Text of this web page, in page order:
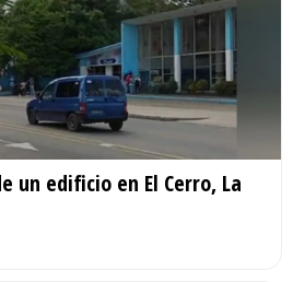
un edificio en El Cerro, La